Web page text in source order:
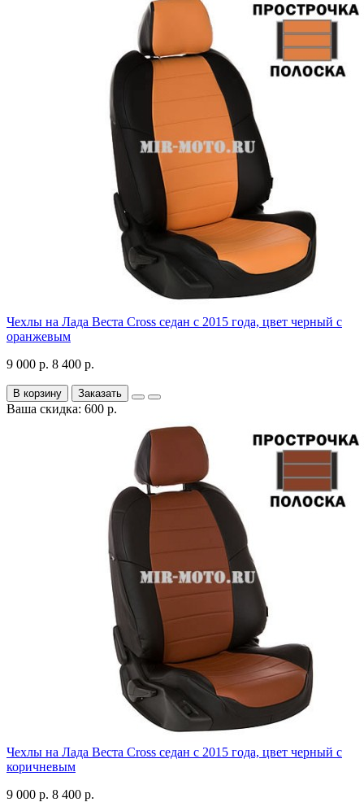
Чехлы на Лада Веста Cross седан с 2015 года, цвет черный с
оранжевым
9 000 р. 8 400 р.
В корзину Заказать
Ваша скидка: 600 р.
Чехлы на Лада Веста Cross седан с 2015 года, цвет черный с
коричневым
9 000 р. 8 400 р.